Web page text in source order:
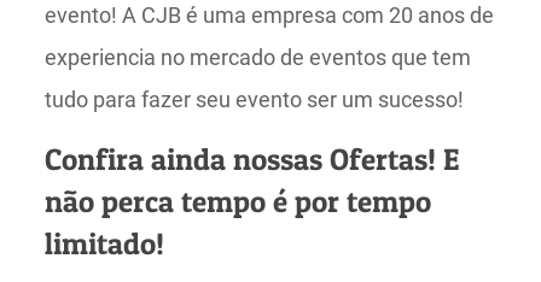
evento! A CJB é uma empresa com 20 anos de
experiencia no mercado de eventos que tem
tudo para fazer seu evento ser um sucesso!
Confira ainda nossas Ofertas! E
não perca tempo é por tempo
limitado!